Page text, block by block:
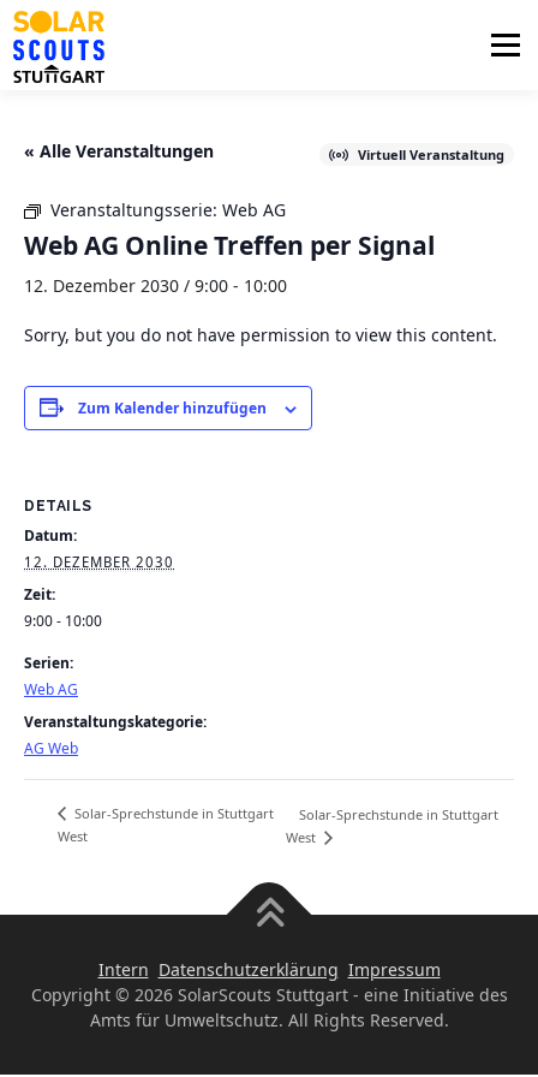
Zum
Inhalt
springen
Menü
« Alle Veranstaltungen Virtuell Veranstaltung
Veranstaltungsserie: Web AG
Web AG Online Treffen per Signal
12. Dezember 2030 / 9:00 - 10:00
Sorry, but you do not have permission to view this content.
Zum Kalender hinzufügen
DETAILS
Datum:
12. DEZEMBER 2030
Zeit:
9:00 - 10:00
Serien:
Web AG
Veranstaltungskategorie:
AG Web
Solar-Sprechstunde in Stuttgart
West
Solar-Sprechstunde in Stuttgart
West
Intern Datenschutzerklärung Impressum
Copyright © 2026 SolarScouts Stuttgart - eine Initiative des
Amts für Umweltschutz. All Rights Reserved.